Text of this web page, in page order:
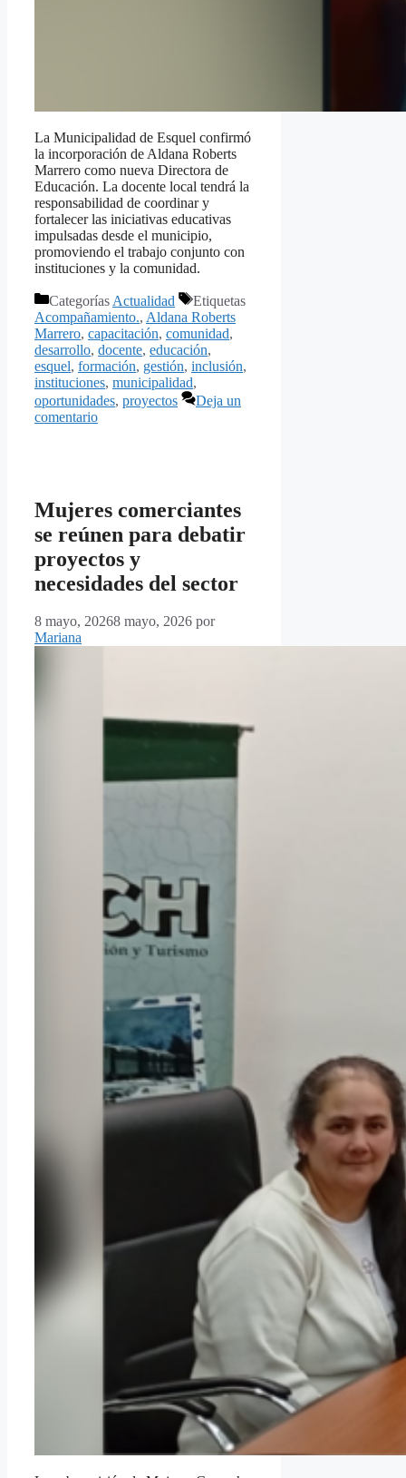
La Municipalidad de Esquel confirmó
la incorporación de Aldana Roberts
Marrero como nueva Directora de
Educación. La docente local tendrá la
responsabilidad de coordinar y
fortalecer las iniciativas educativas
impulsadas desde el municipio,
promoviendo el trabajo conjunto con
instituciones y la comunidad.
Categorías Actualidad
Etiquetas
Acompañamiento., Aldana Roberts
Marrero, capacitación, comunidad,
desarrollo, docente, educación,
esquel, formación, gestión, inclusión,
instituciones, municipalidad,
oportunidades, proyectos
Deja un
comentario
Mujeres comerciantes
se reúnen para debatir
proyectos y
necesidades del sector
8 mayo, 20268 mayo, 2026 por
Mariana